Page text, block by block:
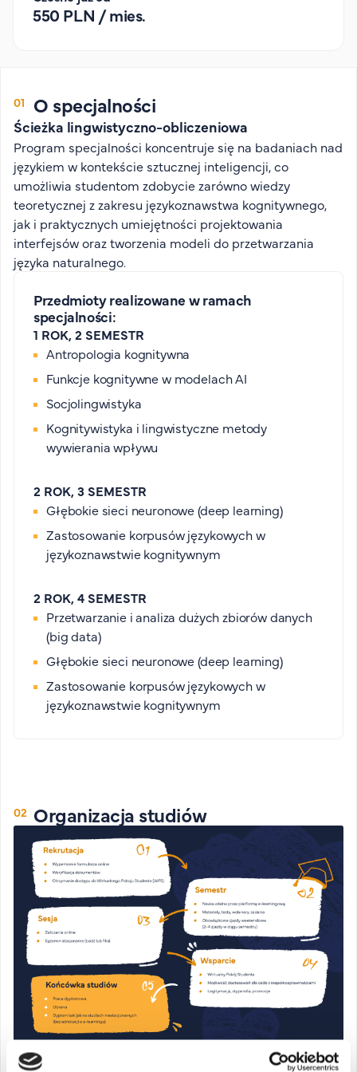
Organizacja studiów
Dyżury prorektorów
O rekrutacji
Jak zostać studentem AHE
Biuro rekrutacji
Zasady przyjęcia na studia
Harmonogram przyjęć na studia
O PUW
O nas
Akademia Online
Jak się studiuje przez Internet?
Strefa wiedzy
Kontakt
Górny pasek
Wirtualny Pokój Studenta
550 PLN / mies.
O specjalności
Ścieżka lingwistyczno-obliczeniowa
Program specjalności koncentruje się na badaniach nad
językiem w kontekście sztucznej inteligencji, co
umożliwia studentom zdobycie zarówno wiedzy
teoretycznej z zakresu językoznawstwa kognitywnego,
jak i praktycznych umiejętności projektowania
interfejsów oraz tworzenia modeli do przetwarzania
języka naturalnego.
Przedmioty realizowane w ramach
specjalności:
1 ROK, 2 SEMESTR
Antropologia kognitywna
Funkcje kognitywne w modelach AI
Socjolingwistyka
Kognitywistyka i lingwistyczne metody
wywierania wpływu
2 ROK, 3 SEMESTR
Głębokie sieci neuronowe (deep learning)
Zastosowanie korpusów językowych w
językoznawstwie kognitywnym
2 ROK, 4 SEMESTR
Przetwarzanie i analiza dużych zbiorów danych
(big data)
Głębokie sieci neuronowe (deep learning)
Zastosowanie korpusów językowych w
językoznawstwie kognitywnym
Organizacja studiów